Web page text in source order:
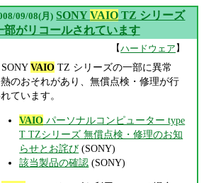
09/08(月) SONYVAIO TZ シリーズ
部がリコールされています
【ハードウェア 】
SONYVAIOTZ シリーズの一部に異常
のおそれがあり、無償点検・修理が行
ています。
VAIO パーソナルコンピューター type
T TZシリーズ 無償点検・修理のお知
らせとお詫び (SONY)
該当製品の確認 (SONY)